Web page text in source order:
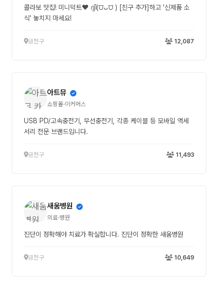
콜라보 맛집! 미니덕트❤ ദ്ദി(⩌ᴗ⩌ ) [친구 추가]하고 '신제품 소
식' 놓치지 마세요!
금천구 12,087
아트뮤
쇼핑몰·이커머스
USB PD/고속충전기, 무선충전기, 각종 케이블 등 모바일 액세
서리 전문 브랜드입니다.
금천구 11,493
새움병원
의료·병원
진단이 정확해야 치료가 확실합니다. 진단이 정확한 새움병원
금천구 10,649